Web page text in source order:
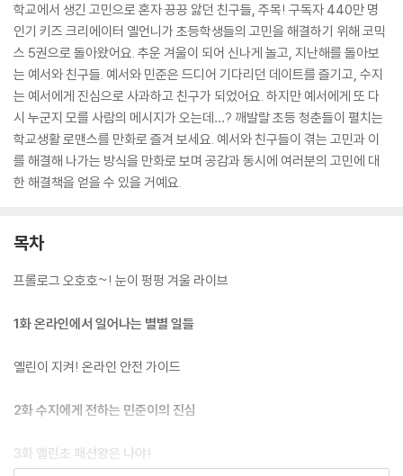
학교에서 생긴 고민으로 혼자 끙끙 앓던 친구들, 주목! 구독자 440만 명
인기 키즈 크리에이터 옐언니가 초등학생들의 고민을 해결하기 위해 코믹
스 5권으로 돌아왔어요. 추운 겨울이 되어 신나게 놀고, 지난해를 돌아보
는 예서와 친구들. 예서와 민준은 드디어 기다리던 데이트를 즐기고, 수지
는 예서에게 진심으로 사과하고 친구가 되었어요. 하지만 예서에게 또 다
시 누군지 모를 사람의 메시지가 오는데…? 깨발랄 초등 청춘들이 펼치는
학교생활 로맨스를 만화로 즐겨 보세요. 예서와 친구들이 겪는 고민과 이
를 해결해 나가는 방식을 만화로 보며 공감과 동시에 여러분의 고민에 대
한 해결책을 얻을 수 있을 거예요.
목차
프롤로그 오호호~! 눈이 펑펑 겨울 라이브
1화 온라인에서 일어나는 별별 일들
옐린이 지켜! 온라인 안전 가이드
2화 수지에게 전하는 민준이의 진심
3화 옐린초 패션왕은 나야!